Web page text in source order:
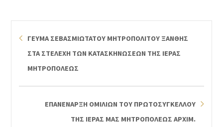
ΓΕΥΜΑ ΣΕΒΑΣΜΙΩΤΑΤΟΥ ΜΗΤΡΟΠΟΛΙΤΟΥ ΞΑΝΘΗΣ
ΣΤΑ ΣΤΕΛΕΧΗ ΤΩΝ ΚΑΤΑΣΚΗΝΩΣΕΩΝ ΤΗΣ ΙΕΡΑΣ
ΜΗΤΡΟΠΟΛΕΩΣ
ΕΠΑΝΕΝΑΡΞΗ ΟΜΙΛΙΩΝ ΤΟΥ ΠΡΩΤΟΣΥΓΚΕΛΛΟΥ
ΤΗΣ ΙΕΡΑΣ ΜΑΣ ΜΗΤΡΟΠΟΛΕΩΣ ΑΡΧΙΜ.